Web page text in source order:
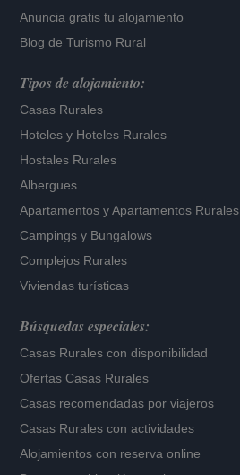
Anuncia gratis tu alojamiento
Blog de Turismo Rural
Tipos de alojamiento:
Casas Rurales
Hoteles y Hoteles Rurales
Hostales Rurales
Albergues
Apartamentos yApartamentos Rurales
Campings y Bungalows
Complejos Rurales
Viviendas turísticas
Búsquedas especiales:
Casas Rurales con disponibilidad
Ofertas Casas Rurales
Casas recomendadas por viajeros
Casas Rurales con actividades
Alojamientos con reserva online